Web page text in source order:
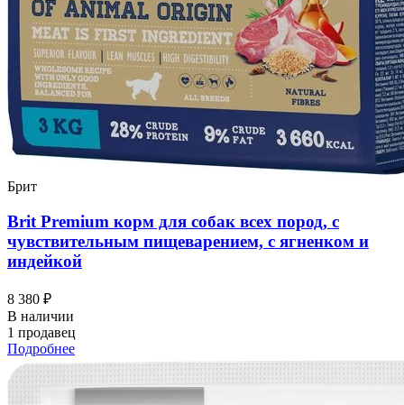
Брит
Brit Premium корм для собак всех пород, с
чувствительным пищеварением, с ягненком и
индейкой
8 380 ₽
В наличии
1 продавец
Подробнее